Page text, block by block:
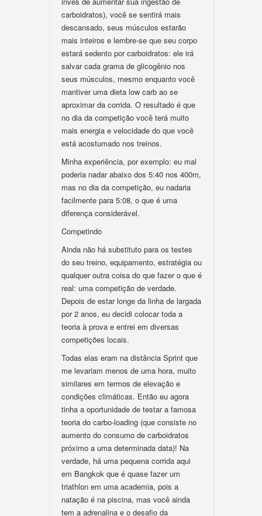
carboidratos), você se sentirá mais
descansado, seus músculos estarão
mais inteiros e lembre-se que seu corpo
estará sedento por carboidratos: ele irá
salvar cada grama de glicogênio nos
seus músculos, mesmo enquanto você
mantiver uma dieta low carb ao se
aproximar da corrida. O resultado é que
no dia da competição você terá muito
mais energia e velocidade do que você
está acostumado nos treinos.
Minha experiência, por exemplo: eu mal
poderia nadar abaixo dos 5:40 nos 400m,
mas no dia da competição, eu nadaria
facilmente para 5:08, o que é uma
diferença considerável.
Competindo
Ainda não há substituto para os testes
do seu treino, equipamento, estratégia ou
qualquer outra coisa do que fazer o que é
real: uma competição de verdade.
Depois de estar longe da linha de largada
por 2 anos, eu decidi colocar toda a
teoria à prova e entrei em diversas
competições locais.
Todas elas eram na distância Sprint que
me levariam menos de uma hora, muito
similares em termos de elevação e
condições climáticas. Então eu agora
tinha a oportunidade de testar a famosa
teoria do carbo-loading (que consiste no
aumento do consumo de carboidratos
próximo a uma determinada data)! Na
verdade, há uma pequena corrida aqui
em Bangkok que é quase fazer um
triathlon em uma academia, pois a
natação é na piscina, mas você ainda
tem a adrenalina e o desafio da